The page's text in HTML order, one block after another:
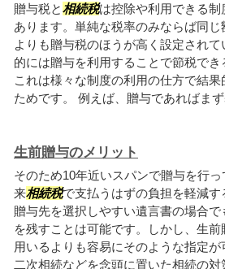
贈与税と相続税は控除や利用できる
あります。単純な税率のみならば同じ
よりも贈与税のほうが高く設定され
的には贈与を利用することで節税でき
これは様々な制度の利用の仕方で結
ためです。 例えば、贈与であればま
生前贈与のメリット
そのため10年近いスパンで贈与を行
来相続税で支払うはずの負担を軽減す
贈与先を選択しやすい遺言書の場合
を残すことは可能です。しかし、生
用いるよりも容易にそのような指定が
二次相続などを念頭に置いた相続の対